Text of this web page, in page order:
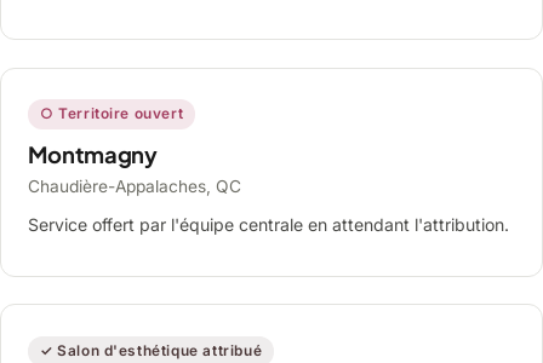
○ Territoire ouvert
Montmagny
Chaudière-Appalaches, QC
Service offert par l'équipe centrale en attendant l'attribution.
✓ Salon d'esthétique attribué